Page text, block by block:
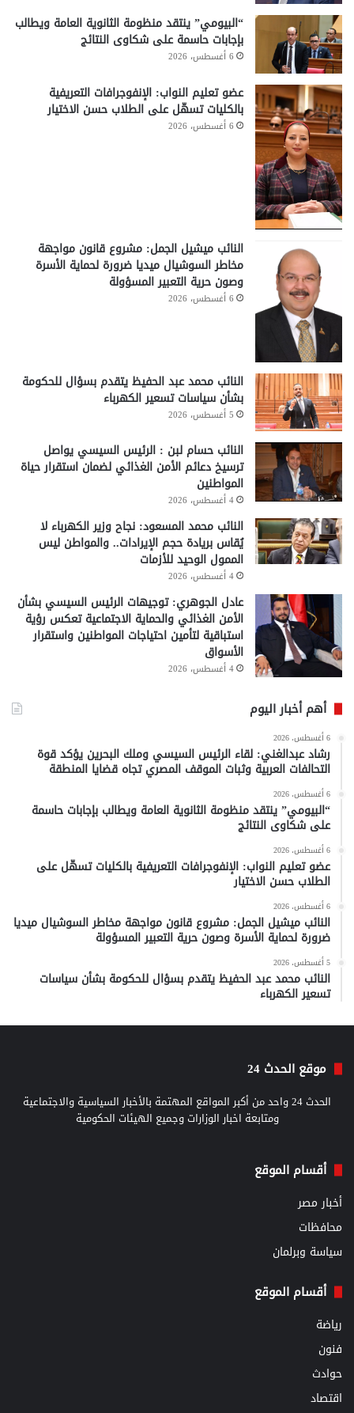
“البيومي” ينتقد منظومة الثانوية العامة ويطالب
بإجابات حاسمة على شكاوى النتائج
6 أغسطس، 2026
عضو تعليم النواب: الإنفوجرافات التعريفية
بالكليات تسهّل على الطلاب حسن الاختيار
6 أغسطس، 2026
النائب ميشيل الجمل: مشروع قانون مواجهة
مخاطر السوشيال ميديا ضرورة لحماية الأسرة
وصون حرية التعبير المسؤولة
6 أغسطس، 2026
النائب محمد عبد الحفيظ يتقدم بسؤال للحكومة
بشأن سياسات تسعير الكهرباء
5 أغسطس، 2026
النائب حسام لبن : الرئيس السيسي يواصل
ترسيخ دعائم الأمن الغذائي لضمان استقرار حياة
المواطنين
4 أغسطس، 2026
النائب محمد المسعود: نجاح وزير الكهرباء لا
يُقاس بريادة حجم الإيرادات.. والمواطن ليس
الممول الوحيد للأزمات
4 أغسطس، 2026
عادل الجوهري: توجيهات الرئيس السيسي بشأن
الأمن الغذائي والحماية الاجتماعية تعكس رؤية
استباقية لتأمين احتياجات المواطنين واستقرار
الأسواق
4 أغسطس، 2026
أهم أخبار اليوم
6 أغسطس، 2026
رشاد عبدالغني: لقاء الرئيس السيسي وملك البحرين يؤكد قوة
التحالفات العربية وثبات الموقف المصري تجاه قضايا المنطقة
6 أغسطس، 2026
“البيومي” ينتقد منظومة الثانوية العامة ويطالب بإجابات حاسمة
على شكاوى النتائج
6 أغسطس، 2026
عضو تعليم النواب: الإنفوجرافات التعريفية بالكليات تسهّل على
الطلاب حسن الاختيار
6 أغسطس، 2026
النائب ميشيل الجمل: مشروع قانون مواجهة مخاطر السوشيال ميديا
ضرورة لحماية الأسرة وصون حرية التعبير المسؤولة
5 أغسطس، 2026
النائب محمد عبد الحفيظ يتقدم بسؤال للحكومة بشأن سياسات
تسعير الكهرباء
موقع الحدث 24
الحدث 24 واحد من أكبر المواقع المهتمة بالأخبار السياسية والاجتماعية
ومتابعة اخبار الوزارات وجميع الهيئات الحكومية
أقسام الموقع
أخبار مصر
محافظات
سياسة وبرلمان
أقسام الموقع
رياضة
فنون
حوادث
اقتصاد